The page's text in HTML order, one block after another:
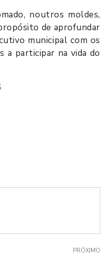
noutros moldes,
de aprofundar
municipal com os
a participar na vida do
PRÓXIMO